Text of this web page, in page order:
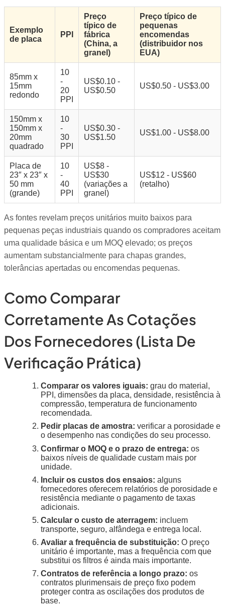
Exemplo
de placa
PPI
Preço
típico de
fábrica
(China, a
granel)
Preço típico de
pequenas
encomendas
(distribuidor nos
EUA)
85mm x
15mm
redondo
10
-
20
PPI
US$0.10 -
US$0.50
US$0.50 - US$3.00
150mm x
150mm x
20mm
quadrado
10
-
30
PPI
US$0.30 -
US$1.50
US$1.00 - US$8.00
Placa de
23″ x 23″ x
50 mm
(grande)
10
-
40
PPI
US$8 -
US$30
(variações a
granel)
US$12 - US$60
(retalho)
As fontes revelam preços unitários muito baixos para
pequenas peças industriais quando os compradores aceitam
uma qualidade básica e um MOQ elevado; os preços
aumentam substancialmente para chapas grandes,
tolerâncias apertadas ou encomendas pequenas.
Como Comparar
Corretamente As Cotações
Dos Fornecedores (lista De
Verificação Prática)
Comparar os valores iguais: grau do material,
PPI, dimensões da placa, densidade, resistência à
compressão, temperatura de funcionamento
recomendada.
Pedir placas de amostra: verificar a porosidade e
o desempenho nas condições do seu processo.
Confirmar o MOQ e o prazo de entrega: os
baixos níveis de qualidade custam mais por
unidade.
Incluir os custos dos ensaios: alguns
fornecedores oferecem relatórios de porosidade e
resistência mediante o pagamento de taxas
adicionais.
Calcular o custo de aterragem: incluem
transporte, seguro, alfândega e entrega local.
Avaliar a frequência de substituição: O preço
unitário é importante, mas a frequência com que
substitui os filtros é ainda mais importante.
Contratos de referência a longo prazo: os
contratos plurimensais de preço fixo podem
proteger contra as oscilações dos produtos de
base.